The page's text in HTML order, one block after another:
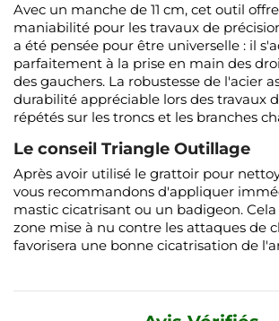
Avec un manche de 11 cm, cet outil
maniabilité pour les travaux de
a été pensée pour être universelle : il
parfaitement à la prise en main des
des gauchers. La robustesse de l'acier
durabilité appréciable lors des travaux
répétés sur les troncs et les branches
Le conseil Triangle Outillage
Après avoir utilisé le grattoir pour
vous recommandons d'appliquer
mastic cicatrisant ou un badigeon.
zone mise à nu contre les attaques de
favorisera une bonne cicatrisation de